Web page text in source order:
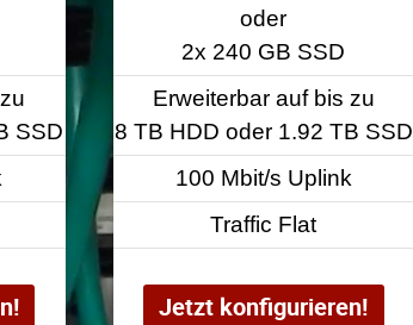
SSD
oder
2x 240 GB SSD
Erweiterbar auf bis zu
8 TB HDD oder 1.92 TB SSD
100 Mbit/s Uplink
Traffic Flat
Jetzt konfigurieren!